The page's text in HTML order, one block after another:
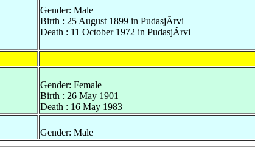
Gender: Male
Birth : 25 August 1899 in PudasjÃrvi
Death : 11 October 1972 in PudasjÃrvi
Gender: Female
Birth : 26 May 1901
Death : 16 May 1983
Gender: Male